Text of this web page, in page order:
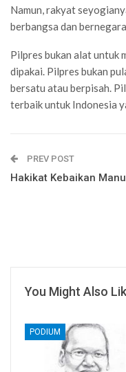
Namun, rakyat
berbangsa dan
Pilpres bukan alat untuk
dipakai. Pilpres bukan
bersatu atau berpisah.
terbaik untuk Indonesia
PREV POST
Hakikat Kebaikan
You Might Also
PODIUM